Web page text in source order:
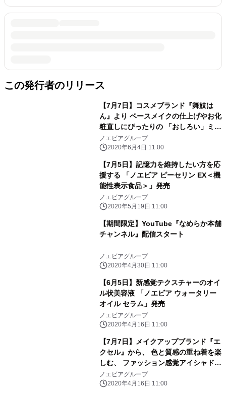
この発行者のリリース
【7月7日】コスメブランド『舞妓は
ん』より ベースメイクの仕上げやお化
粧直しにぴったりの 「おしろい」ミニ
サイズを限定発売
ノエビアグループ
2020年6月4日 11:00
【7月5日】記憶力を維持したい方を応
援する 「ノエビア ピーセリン EX＜機
能性表示食品＞」発売
ノエビアグループ
2020年5月19日 11:00
【期間限定】YouTube『なめらか本舗
チャンネル』配信スタート
ノエビアグループ
2020年4月30日 11:00
【6月5日】新感覚テクスチャーのオイ
ル状美容液 「ノエビア ウォータリー
オイル セラム」発売
ノエビアグループ
2020年4月16日 11:00
【7月7日】メイクアップブランド『エ
クセル』から、 色と質感の重ね着を楽
しむ、 ファッション感覚アイシャドウ
「リアルクローズシャドウ」の限定色
発売
ノエビアグループ
2020年4月16日 11:00